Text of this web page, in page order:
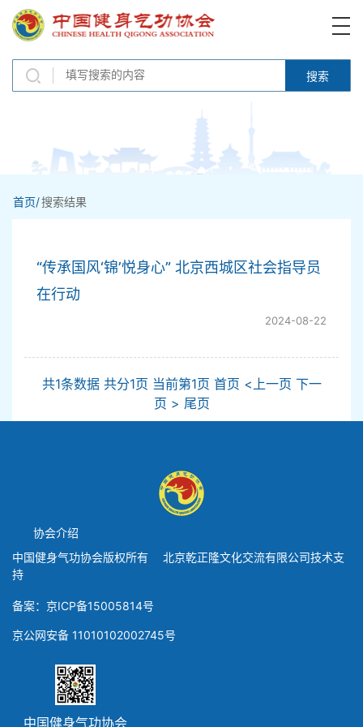
搜索
首页/搜索结果
“传承国风‘锦’悦身心” 北京西城区社会指导员
在行动
2024-08-22
共1条数据 共分1页 当前第1页 首页 <上一页 下一
页 > 尾页
协会介绍
中国健身气功协会版权所有 北京乾正隆文化交流有限公司技术支
持
备案：京ICP备15005814号
京公网安备 11010102002745号
中国健身气功协会